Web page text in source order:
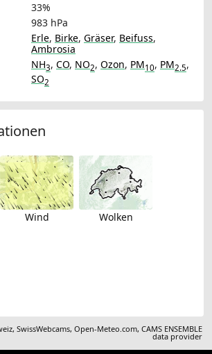
33%
983 hPa
Erle, Birke, Gräser, Beifuss,
Ambrosia
NH3, CO, NO2, Ozon, PM10, PM2.5,
SO2
Wind Wolken
,SwissWebcams,Open-Meteo.com,CAMS ENSEMBLE
data provider